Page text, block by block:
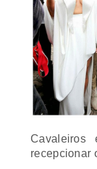
recepcionar